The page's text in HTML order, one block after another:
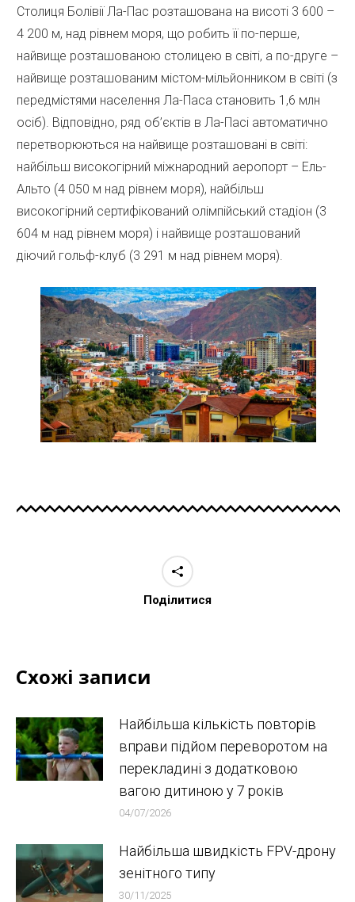
Столиця Болівії Ла-Пас розташована на висоті 3 600 –
4 200 м, над рівнем моря, що робить її по-перше,
найвище розташованою столицею в світі, а по-друге –
найвище розташованим містом-мільйонником в світі (з
передмістями населення Ла-Паса становить 1,6 млн
осіб). Відповідно, ряд об’єктів в Ла-Пасі автоматично
перетворюються на найвище розташовані в світі:
найбільш високогірний міжнародний аеропорт – Ель-
Альто (4 050 м над рівнем моря), найбільш
високогірний сертифікований олімпійський стадіон (3
604 м над рівнем моря) і найвище розташований
діючий гольф-клуб (3 291 м над рівнем моря).
Поділитися
Схожі записи
Найбільша кількість повторів
вправи підйом переворотом на
перекладині з додатковою
вагою дитиною у 7 років
04/07/2026
Найбільша швидкість FPV-дрону
зенітного типу
30/11/2025